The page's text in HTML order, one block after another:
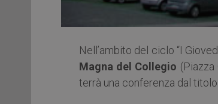
Nell’ambito del ciclo “I
Magna del Collegio
terrà una conferenza dal titolo